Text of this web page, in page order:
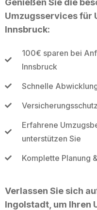
Genießen Sie die
Umzugsservices für
Innsbruck:
100€ sparen bei
Innsbruck
Schnelle
Erfahrene
unterstützen Sie
Komplette Planung
Verlassen Sie sich
Ingolstadt, um Ihren